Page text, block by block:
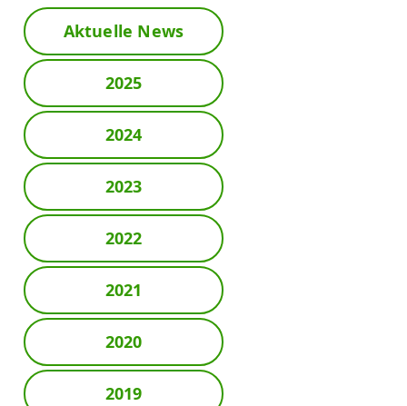
Aktuelle News
2025
2024
2023
2022
2021
2020
2019